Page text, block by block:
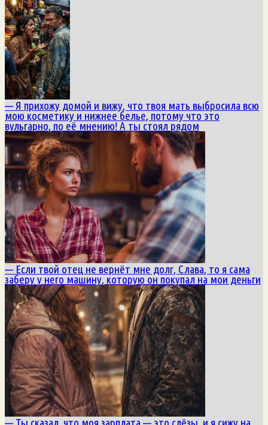
— Я прихожу домой и вижу, что твоя мать выбросила всю
мою косметику и нижнее белье, потому что это
вульгарно, по её мнению! А ты стоял рядом
— Если твой отец не вернёт мне долг, Слава, то я сама
заберу у него машину, которую он покупал на мои деньги